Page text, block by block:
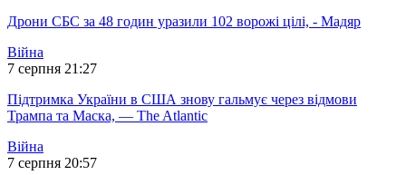
Дрони СБС за 48 годин уразили 102 ворожі цілі, - Мадяр
Війна
7 серпня 21:27
Підтримка України в США знову гальмує через відмови
Трампа та Маска, — The Atlantic
Війна
7 серпня 20:57